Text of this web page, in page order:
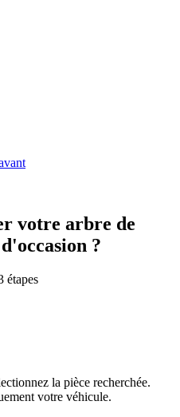
votre arbre de
?
étapes
la pièce recherchée.
votre véhicule.